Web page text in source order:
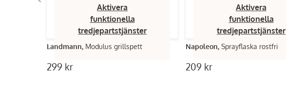
Aktivera
funktionella
tredjepartstjänster
Landmann, Modulus grillspett
299 kr
Aktivera
funktionella
tredjepartstjänster
Napoleon, Sprayflaska rostfri
209 kr